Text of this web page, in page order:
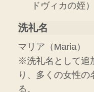
ドヴィカの姪）
洗礼名
マリア（Maria）
※洗礼名として追
り、多くの女性
る。